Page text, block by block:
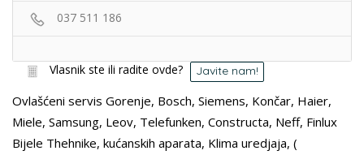
037 511 186
Vlasnik ste ili radite ovde? Javite nam!
Ovlašćeni servis Gorenje, Bosch, Siemens, Končar, Haier,
Miele, Samsung, Leov, Telefunken, Constructa, Neff, Finlux
Bijele Thehnike, kućanskih aparata, Klima uredjaja, (